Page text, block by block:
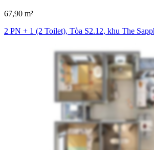
67,90 m²
2 PN + 1 (2 Toilet), Tòa S2.12, khu The